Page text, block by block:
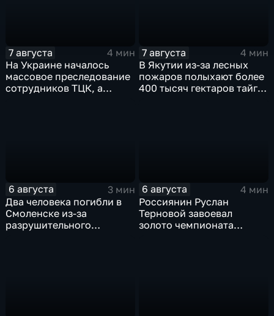
7 августа
4 мин
На Украине началось
массовое преследование
сотрудников ТЦК, а
7 августа
4 мин
В Якутии из-за лесных
пожаров полыхают более
400 тысяч гектаров тайги,
6 августа
3 мин
Два человека погибли в
Смоленске из-за
разрушительного
6 августа
4 мин
Россиянин Руслан
Терновой завоевал
золото чемпионата